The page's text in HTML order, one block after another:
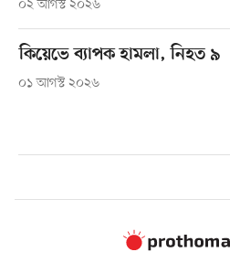
০২ আগস্ট ২০২৬
কিয়েভে ব্যাপক হামলা, নিহত ৯
০১ আগস্ট ২০২৬